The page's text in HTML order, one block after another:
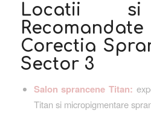
Locatii si
Corectia
Sector 3
Salon sprancene Titan:
Titan si micropigmentare